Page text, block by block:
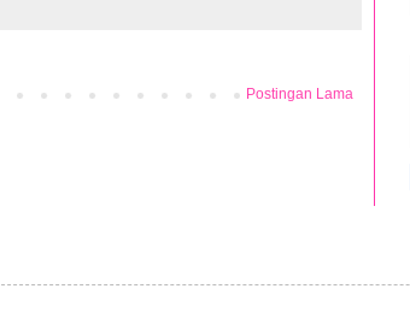
Postingan Lama